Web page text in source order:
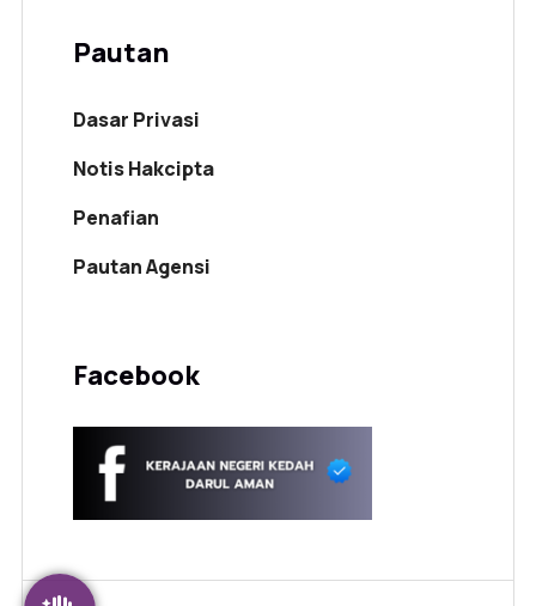
Pautan
Dasar Privasi
Notis Hakcipta
Penafian
Pautan Agensi
Facebook